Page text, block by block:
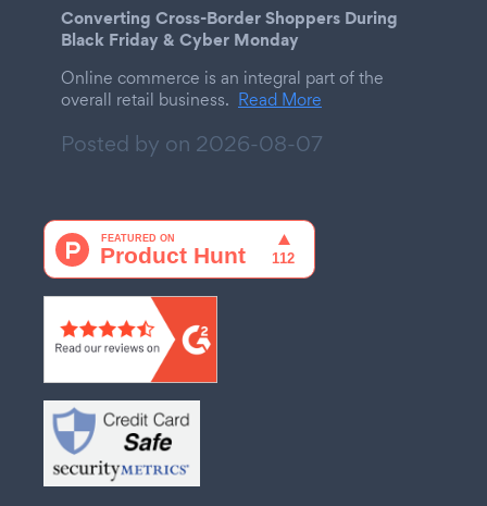
Converting Cross-Border Shoppers During
Black Friday & Cyber Monday
Online commerce is an integral part of the
overall retail business. Read More
Posted by on 2026-08-07